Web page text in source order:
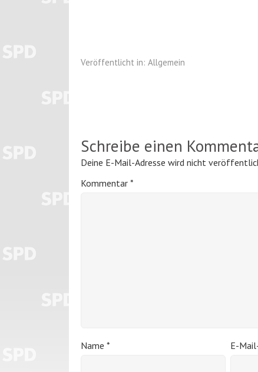
Veröffentlicht in: Allgemein
Schreibe einen
Deine E-Mail-Adresse wird nicht
Kommentar *
Name * E-